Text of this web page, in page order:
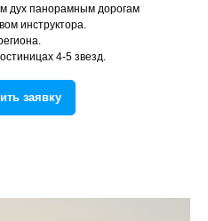
дух панорамным дорогам
инструктора.
4-5 звезд.
заявку